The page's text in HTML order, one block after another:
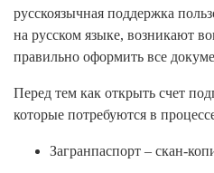
русскоязычная поддержка
на русском языке, возникают
правильно оформить все
Перед тем как открыть счет
которые потребуются в
Загранпаспорт – скан-